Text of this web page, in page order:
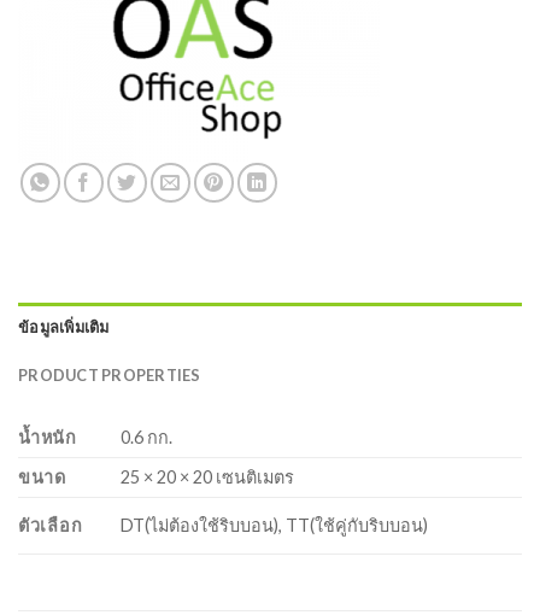
ข้อมูลเพิ่มเติม
PRODUCT PROPERTIES
น้ำหนัก
0.6 กก.
ขนาด
25 × 20 × 20 เซนติเมตร
ตัวเลือก DT(ไม่ต้องใช้ริบบอน), TT(ใช้คู่กับริบบอน)